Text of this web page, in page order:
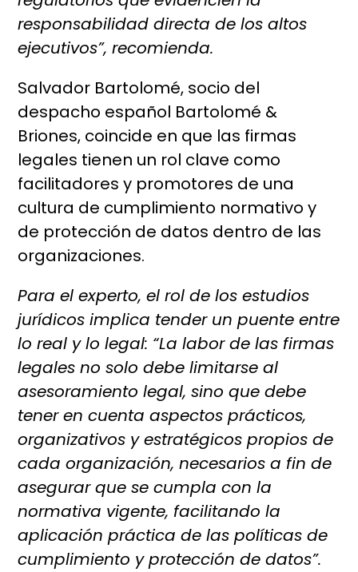
responsabilidad directa de los altos
ejecutivos”, recomienda.
Salvador Bartolomé, socio del
despacho español Bartolomé &
Briones, coincide en que las firmas
legales tienen un rol clave como
facilitadores y promotores de una
cultura de cumplimiento normativo y
de protección de datos dentro de las
organizaciones.
Para el experto, el rol de los estudios
jurídicos implica tender un puente entre
lo real y lo legal: “La labor de las firmas
legales no solo debe limitarse al
asesoramiento legal, sino que debe
tener en cuenta aspectos prácticos,
organizativos y estratégicos propios de
cada organización, necesarios a fin de
asegurar que se cumpla con la
normativa vigente, facilitando la
aplicación práctica de las políticas de
cumplimiento y protección de datos”.